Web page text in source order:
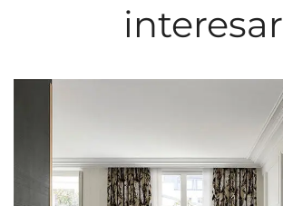
interesar